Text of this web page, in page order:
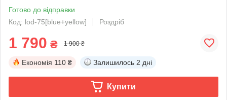
Готово до відправки
Код: lod-75[blue+yellow]
Роздріб
1 790 ₴ 1 900 ₴
Економія 110 ₴ Залишилось 2 дні
Купити